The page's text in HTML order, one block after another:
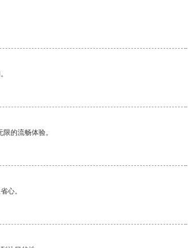
的流畅体验。
心。